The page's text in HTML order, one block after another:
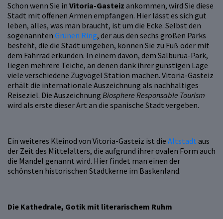
Schon wenn Sie in Vitoria-Gasteiz ankommen, wird Sie diese
Stadt mit offenen Armen empfangen. Hier lässt es sich gut
leben, alles, was man braucht, ist um die Ecke. Selbst den
sogenannten Grünen Ring, der aus den sechs großen Parks
besteht, die die Stadt umgeben, können Sie zu Fuß oder mit
dem Fahrrad erkunden. In einem davon, dem Salburua-Park,
liegen mehrere Teiche, an denen dank ihrer günstigen Lage
viele verschiedene Zugvögel Station machen. Vitoria-Gasteiz
erhält die internationale Auszeichnung als nachhaltiges
Reiseziel. Die Auszeichnung Biosphere Responsable Tourism
wird als erste dieser Art an die spanische Stadt vergeben.
Ein weiteres Kleinod von Vitoria-Gasteiz ist die Altstadt aus
der Zeit des Mittelalters, die aufgrund ihrer ovalen Form auch
die Mandel genannt wird. Hier findet man einen der
schönsten historischen Stadtkerne im Baskenland.
Die Kathedrale, Gotik mit literarischem Ruhm